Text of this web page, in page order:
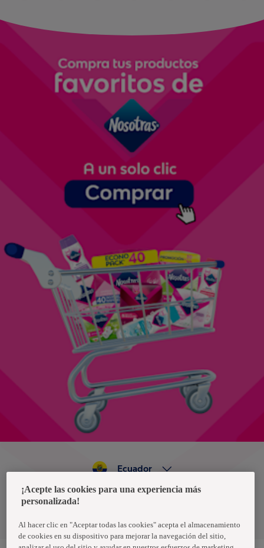
Política de privacidad de datos
Ecuador
¡Acepte las cookies para una experiencia más
personalizada!
Al hacer clic en "Aceptar todas las cookies" acepta el almacenamiento
de cookies en su dispositivo para mejorar la navegación del sitio,